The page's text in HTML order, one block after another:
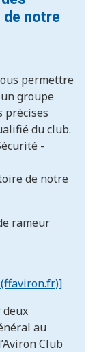
notre
permettre
groupe
précises
du club.
-
de notre
rameur
deux
au
Club